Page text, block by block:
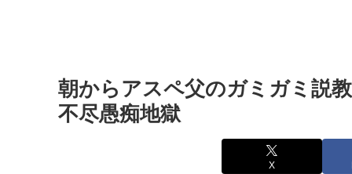
朝からアスペ父のガミガミ説
不尽愚痴地獄
X